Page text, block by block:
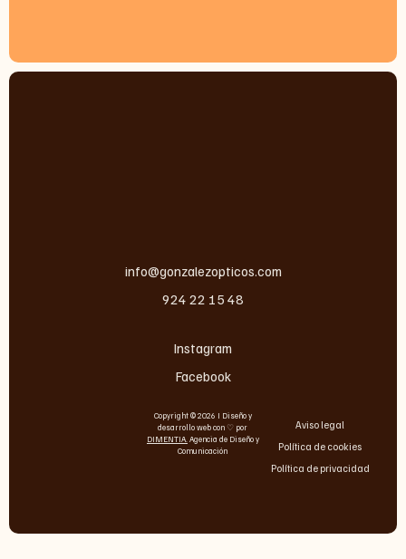
info@gonzalezopticos.com
924 22 15 48
Instagram
Facebook
Copyright © 2026 I Diseño y
desarrollo web con ♡ por
DIMENTIA. Agencia de Diseño y
Comunicación
Aviso legal
Política de cookies
Política de privacidad